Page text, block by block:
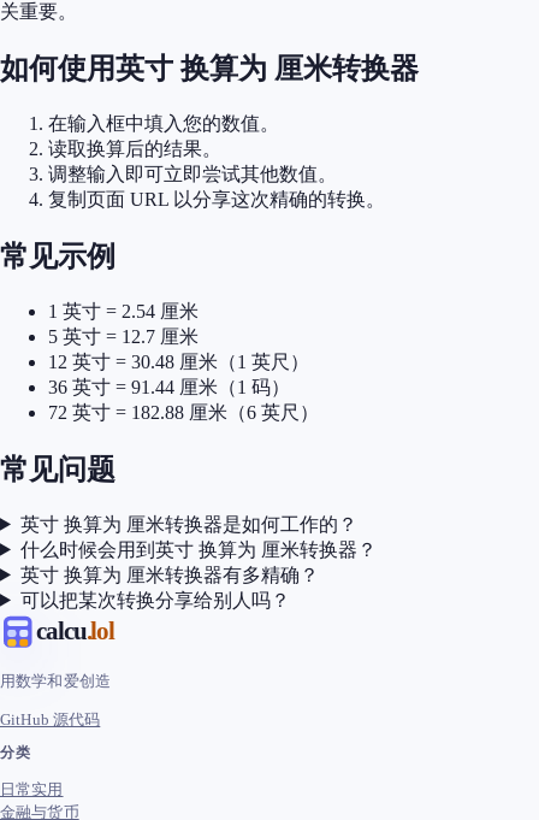
关重要。
如何使用英寸 换算为 厘米转换器
在输入框中填入您的数值。
读取换算后的结果。
调整输入即可立即尝试其他数值。
复制页面 URL 以分享这次精确的转换。
常见示例
1 英寸 = 2.54 厘米
5 英寸 = 12.7 厘米
12 英寸 = 30.48 厘米（1 英尺）
36 英寸 = 91.44 厘米（1 码）
72 英寸 = 182.88 厘米（6 英尺）
常见问题
英寸 换算为 厘米转换器是如何工作的？
什么时候会用到英寸 换算为 厘米转换器？
英寸 换算为 厘米转换器有多精确？
可以把某次转换分享给别人吗？
calcu.lol
用数学和爱创造
GitHub 源代码
分类
日常实用
金融与货币